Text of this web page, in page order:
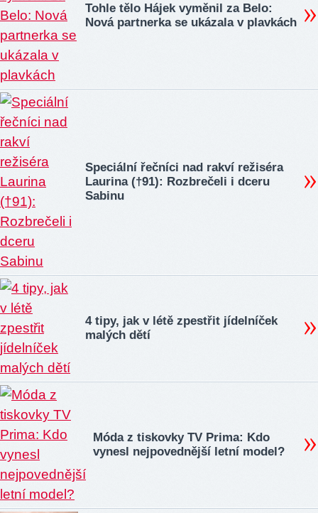
Tohle tělo Hájek vyměnil za Belo:
Nová partnerka se ukázala v plavkách
Speciální řečníci nad rakví režiséra
Laurina (†91): Rozbrečeli i dceru
Sabinu
4 tipy, jak v létě zpestřit jídelníček
malých dětí
Móda z tiskovky TV Prima: Kdo
vynesl nejpovednější letní model?